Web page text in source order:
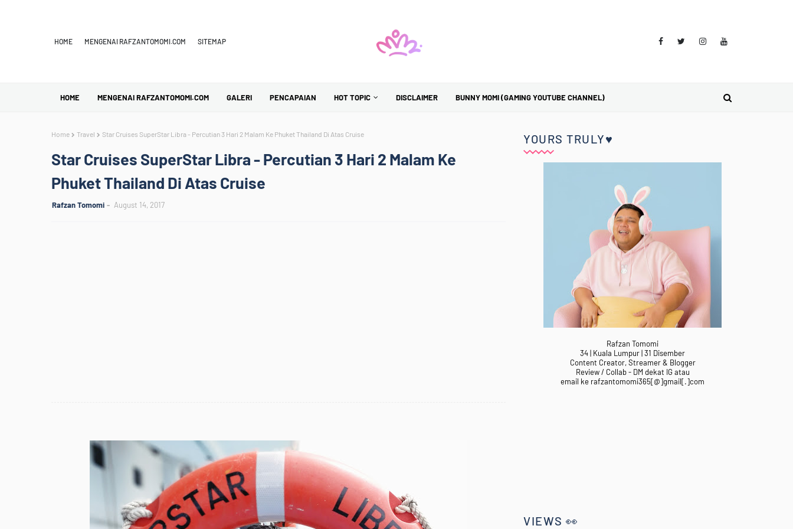
HOME MENGENAI RAFZANTOMOMI.COM SITEMAP
HOME MENGENAI RAFZANTOMOMI.COM GALERI PENCAPAIAN HOT TOPIC DISCLAIMER BUNNY MOMI (GAMING YOUTUBE CHANNEL)
Home Travel Star Cruises SuperStar Libra - Percutian 3 Hari 2 Malam Ke Phuket Thailand Di Atas Cruise
Star Cruises SuperStar Libra - Percutian 3 Hari 2 Malam Ke
Phuket Thailand Di Atas Cruise
Rafzan Tomomi August 14, 2017
YOURS TRULY♥
Rafzan Tomomi
34 | Kuala Lumpur | 31 Disember
Content Creator, Streamer & Blogger
Review / Collab - DM dekat IG atau
email ke rafzantomomi365[@]gmail[.]com
VIEWS 👀